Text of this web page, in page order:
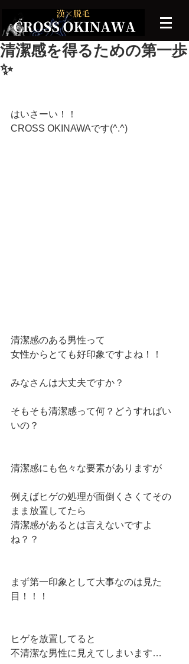
清潔感を得るための第一歩
✨
はいさーい！！
CROSS OKINAWAです(^.^)
清潔感のある男性って
女性からとても好印象ですよね！！
みなさんは大丈夫ですか？
そもそも清潔感って何？どうすればい
いの？
清潔感にも色々な要素がありますが
例えばヒゲの処理が面倒くさくてその
まま放置してたら
清潔感があるとは言えないですよ
ね？？
まず第一印象として大事なのは見た
目！！！
ヒゲを放置してると
不清潔な男性に見えてしまいます…